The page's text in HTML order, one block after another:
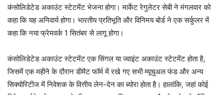
कंसोलिडेटेड अकाउंट स्टेटमेंट भेजना होगा। मार्केट रेगुलेटर सेबी ने मंगलवार को
कहा कि यह अनिवार्य होगा। भारतीय प्रतिभूति और विनिमय बोर्ड ने एक सर्कुलर में
कहा कि नया फ्रेमवर्क 1 सितंबर से लागू होगा।
कंसोलिडेटेड अकाउंट स्टेटमेंट एक सिंगल या ज्वाइंट अकाउंट स्टेटमेंट होता है,
जिसमें एक महीने के दौरान डीमैट फॉर्म में रखे गए सभी म्यूचुअल फंड और अन्य
सिक्योरिटीज में निवेशक के वित्तीय लेन-देन का ब्योरा होता है। हालांकि, जहां कोई